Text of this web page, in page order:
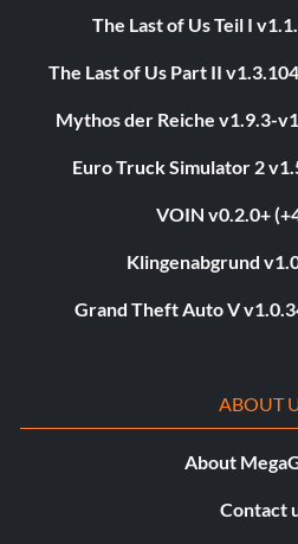
The Last of Us Teil I
The Last of Us Part II
Mythos der Reiche v1.9.3-
Euro Truck Simulator 2
VOIN v0.2.0+
Klingenabgrund
Grand Theft Auto V
ABOUT
About
Contact